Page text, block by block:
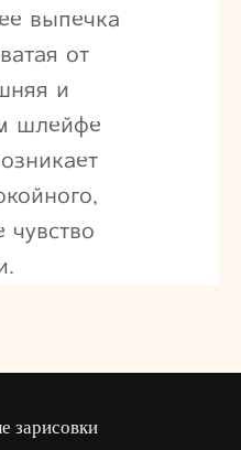
выпечка
от
и
шлейфе
чувство
зарисовки